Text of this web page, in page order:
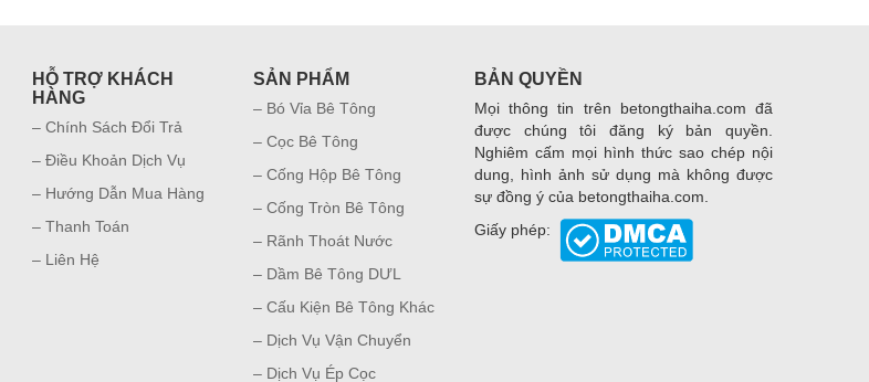
HỖ TRỢ KHÁCH
HÀNG
– Chính Sách Đổi Trả
– Điều Khoản Dịch Vụ
– Hướng Dẫn Mua Hàng
– Thanh Toán
– Liên Hệ
SẢN PHẨM
– Bó Vỉa Bê Tông
– Cọc Bê Tông
– Cống Hộp Bê Tông
– Cống Tròn Bê Tông
– Rãnh Thoát Nước
– Dầm Bê Tông DƯL
– Cấu Kiện Bê Tông Khác
– Dịch Vụ Vận Chuyển
– Dịch Vụ Ép Cọc
BẢN QUYỀN
Mọi thông tin trên betongthaiha.com đã
được chúng tôi đăng ký bản quyền.
Nghiêm cấm mọi hình thức sao chép nội
dung, hình ảnh sử dụng mà không được
sự đồng ý của betongthaiha.com.
Giấy phép: